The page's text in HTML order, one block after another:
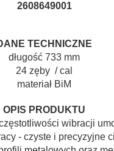
2608649001
TECHNICZNE
długość 733 mm
24 zęby / cal
materiał BiM
OPIS PRODUKTU
wibracji
- czyste i precyzyjne